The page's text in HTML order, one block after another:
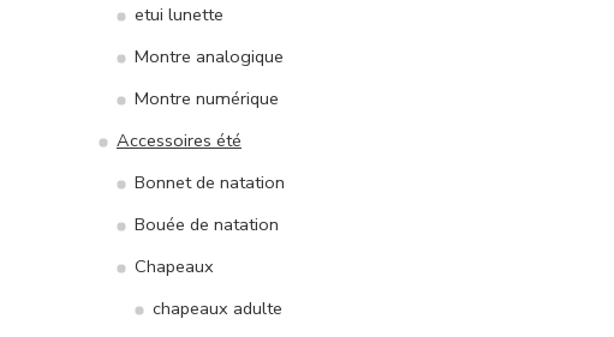
etui lunette
Montre analogique
Montre numérique
Accessoires été
Bonnet de natation
Bouée de natation
Chapeaux
chapeaux adulte